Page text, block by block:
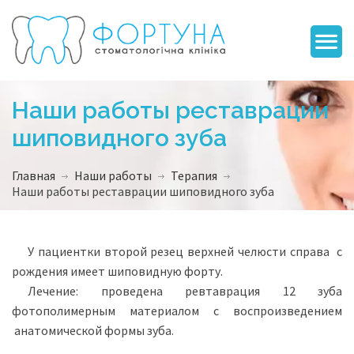
Наши работы реставрации
шиповидного зуба
Главная Наши работы
Терапия
Наши работы реставрации шиповидного зуба
У пациентки второй резец верхней челюсти справа с
рождения имеет шиповидную форту.
Лечение: проведена ревтаврация 12 зуба
фотополимерным материалом с воспроизведением
анатомической формы зуба.